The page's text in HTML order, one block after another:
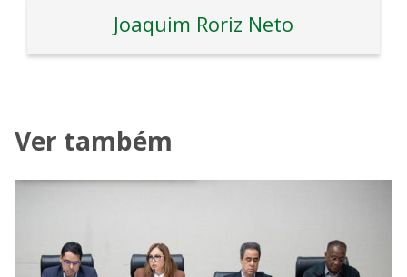
Joaquim Roriz Neto
Ver também